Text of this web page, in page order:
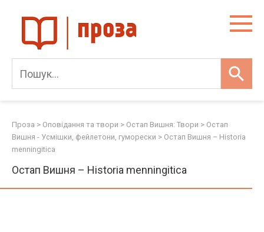
content
Проза > Оповідання та твори > Остап Вишня: Твори > Остап
Вишня - Усмішки, фейлетони, гуморески > Остап Вишня – Historia
menningitica
Остап Вишня – Historia menningitica